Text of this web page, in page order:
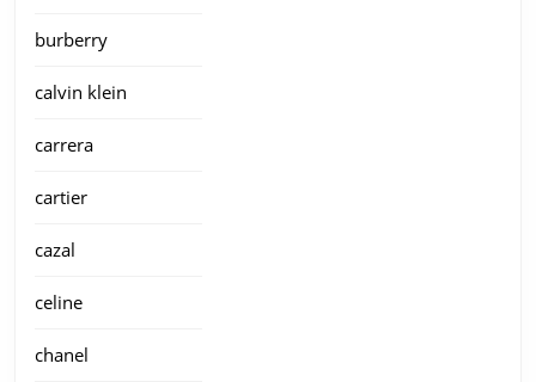
burberry
calvin klein
carrera
cartier
cazal
celine
chanel